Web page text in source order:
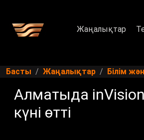
Жаңалықтар
Басты Жаңалықтар Білім
Алматыда
күні өтті